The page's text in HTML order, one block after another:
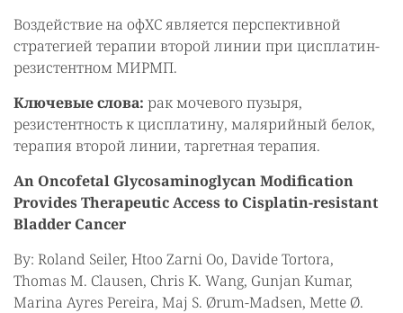
Воздействие на офХС является перспективной
стратегией терапии второй линии при цисплатин-
резистентном МИРМП.
Ключевые слова: рак мочевого пузыря,
резистентность к цисплатину, малярийный белок,
терапия второй линии, таргетная терапия.
An Oncofetal Glycosaminoglycan Modification
Provides Therapeutic Access to Cisplatin-resistant
Bladder Cancer
By: Roland Seiler, Htoo Zarni Oo, Davide Tortora,
Thomas M. Clausen, Chris K. Wang, Gunjan Kumar,
Marina Ayres Pereira, Maj S. Ørum-Madsen, Mette Ø.